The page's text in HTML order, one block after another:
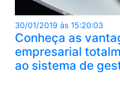
30/01/2019 às 15:20:03
Conheça as
empresarial
ao sistema de